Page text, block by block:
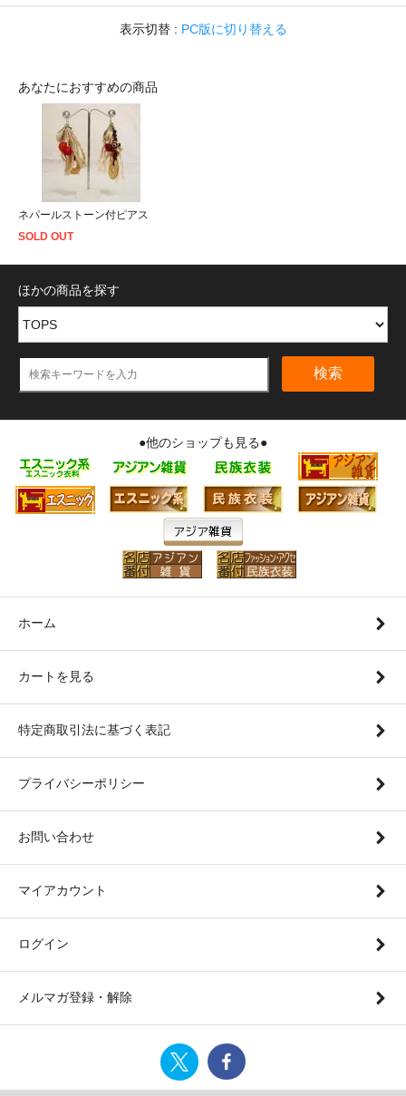
表示切替 : PC版に切り替える
あなたにおすすめの商品
ネパールストーン付ピアス
SOLD OUT
ほかの商品を探す
検索
●他のショップも見る●
ホーム
カートを見る
特定商取引法に基づく表記
プライバシーポリシー
お問い合わせ
マイアカウント
ログイン
メルマガ登録・解除